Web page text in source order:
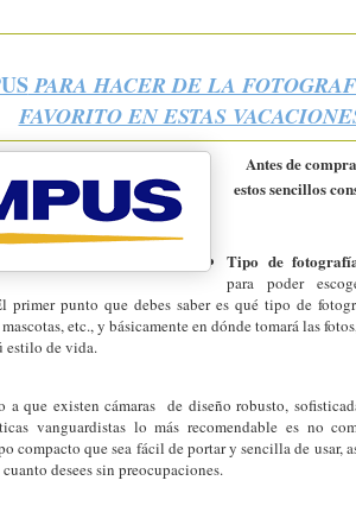
PARA HACER DE LA
FAVORITO EN ESTAS
Antes de
estos sencillos
Tipo de
para poder
primer punto que debes saber es qué tipo de
etc., y básicamente en dónde tomará las
estilo de vida.
a que existen cámaras de diseño robusto,
vanguardistas lo más recomendable es no
compacto que sea fácil de portar y sencilla de usar,
desees sin preocupaciones.